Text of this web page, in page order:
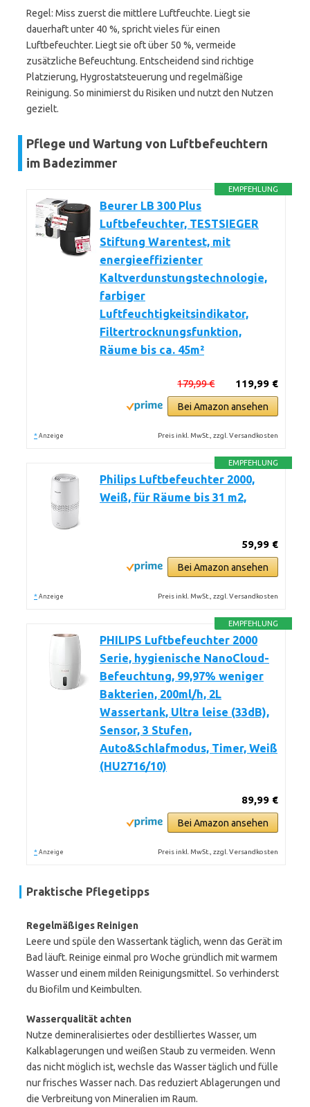
Regel: Miss zuerst die mittlere Luftfeuchte. Liegt sie
dauerhaft unter 40 %, spricht vieles für einen
Luftbefeuchter. Liegt sie oft über 50 %, vermeide
zusätzliche Befeuchtung. Entscheidend sind richtige
Platzierung, Hygrostatsteuerung und regelmäßige
Reinigung. So minimierst du Risiken und nutzt den Nutzen
gezielt.
Pflege und Wartung von Luftbefeuchtern
im Badezimmer
EMPFEHLUNG
Beurer LB 300 Plus
Luftbefeuchter, TESTSIEGER
Stiftung Warentest, mit
energieeffizienter
Kaltverdunstungstechnologie,
farbiger
Luftfeuchtigkeitsindikator,
Filtertrocknungsfunktion,
Räume bis ca. 45m²
119,99 €
179,99 €
Bei Amazon ansehen
* Anzeige Preis inkl. MwSt., zzgl. Versandkosten
EMPFEHLUNG
Philips Luftbefeuchter 2000,
Weiß, für Räume bis 31 m2,
59,99 €
Bei Amazon ansehen
* Anzeige Preis inkl. MwSt., zzgl. Versandkosten
EMPFEHLUNG
PHILIPS Luftbefeuchter 2000
Serie, hygienische NanoCloud-
Befeuchtung, 99,97% weniger
Bakterien, 200ml/h, 2L
Wassertank, Ultra leise (33dB),
Sensor, 3 Stufen,
Auto&Schlafmodus, Timer, Weiß
(HU2716/10)
89,99 €
Bei Amazon ansehen
* Anzeige Preis inkl. MwSt., zzgl. Versandkosten
Praktische Pflegetipps
Regelmäßiges Reinigen
Leere und spüle den Wassertank täglich, wenn das Gerät im
Bad läuft. Reinige einmal pro Woche gründlich mit warmem
Wasser und einem milden Reinigungsmittel. So verhinderst
du Biofilm und Keimbulten.
Wasserqualität achten
Nutze demineralisiertes oder destilliertes Wasser, um
Kalkablagerungen und weißen Staub zu vermeiden. Wenn
das nicht möglich ist, wechsle das Wasser täglich und fülle
nur frisches Wasser nach. Das reduziert Ablagerungen und
die Verbreitung von Mineralien im Raum.